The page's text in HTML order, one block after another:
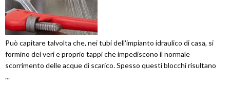
Può capitare talvolta che, nei tubi dell'impianto idraulico di casa, si
formino dei veri e proprio tappi che impediscono il normale
scorrimento delle acque di scarico. Spesso questi blocchi risultano
...